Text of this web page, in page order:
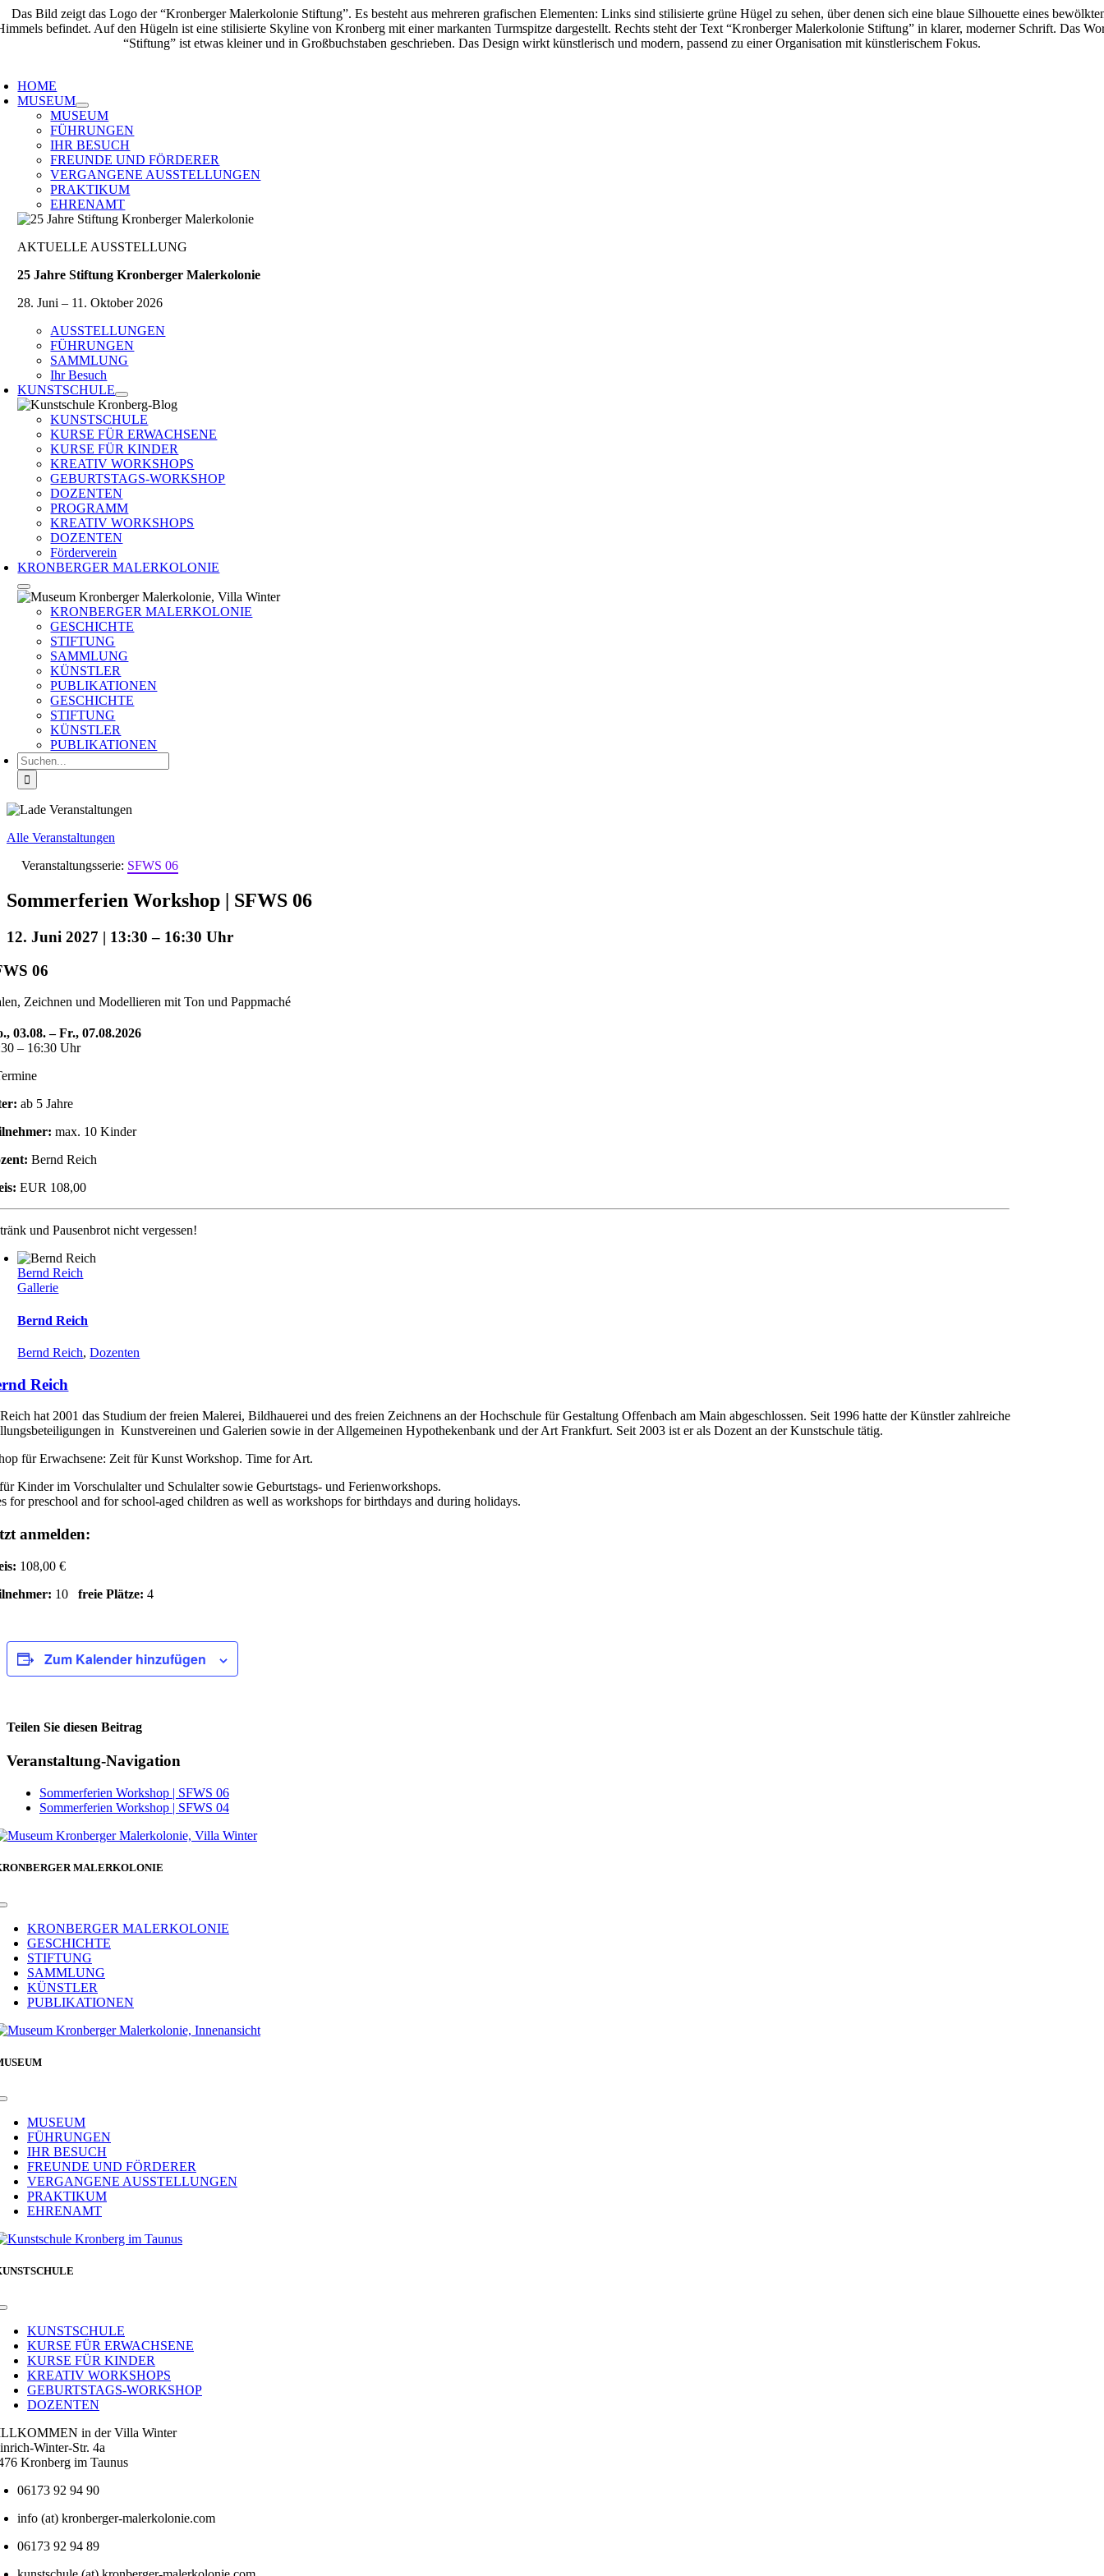
Zum
Inhalt
HOME
MUSEUM
MUSEUM
FÜHRUNGEN
IHR BESUCH
FREUNDE UND FÖRDERER
VERGANGENE AUSSTELLUNGEN
PRAKTIKUM
EHRENAMT
AKTUELLE AUSSTELLUNG
25 Jahre Stiftung Kronberger Malerkolonie
28. Juni – 11. Oktober 2026
AUSSTELLUNGEN
FÜHRUNGEN
SAMMLUNG
Ihr Besuch
KUNSTSCHULE
KUNSTSCHULE
KURSE FÜR ERWACHSENE
KURSE FÜR KINDER
KREATIV WORKSHOPS
GEBURTSTAGS-WORKSHOP
DOZENTEN
PROGRAMM
KREATIV WORKSHOPS
DOZENTEN
Förderverein
KRONBERGER MALERKOLONIE
KRONBERGER MALERKOLONIE
GESCHICHTE
STIFTUNG
SAMMLUNG
KÜNSTLER
PUBLIKATIONEN
GESCHICHTE
STIFTUNG
KÜNSTLER
PUBLIKATIONEN
Suche
nach:
Alle Veranstaltungen
Veranstaltungsserie: SFWS 06
Sommerferien Workshop | SFWS 06
12. Juni 2027 | 13:30 – 16:30
06
Zeichnen und Modellieren mit Ton und Pappmaché
03.08. – Fr., 07.08.2026
– 16:30 Uhr
ab 5 Jahre
max. 10 Kinder
Bernd Reich
EUR 108,00
und Pausenbrot nicht vergessen!
Bernd Reich
Gallerie
Bernd Reich
Bernd Reich,Dozenten
Reich
hat 2001 das Studium der freien Malerei, Bildhauerei und des freien Zeichnens an der Hochschule für Gestaltung Offenbach am Main abgeschlossen. Seit 1996 hatte der Künstler zahlreiche
in Kunstvereinen und Galerien sowie in der Allgemeinen Hypothekenbank und der Art Frankfurt. Seit 2003 ist er als Dozent an der Kunstschule tätig.
für Erwachsene: Zeit für Kunst Workshop. Time for Art.
Kinder im Vorschulalter und Schulalter sowie Geburtstags- und Ferienworkshops.
for preschool and for school-aged children as well as workshops for birthdays and during holidays.
anmelden:
108,00 €
10freie Plätze: 4
Zum Kalender hinzufügen
Teilen Sie diesen Beitrag
Facebook
Veranstaltung-Navigation
Sommerferien Workshop | SFWS 06
Sommerferien Workshop | SFWS 04
MALERKOLONIE
Toggle
NavigationKRONBERGER MALERKOLONIE
GESCHICHTE
STIFTUNG
SAMMLUNG
KÜNSTLER
PUBLIKATIONEN
Toggle
NavigationMUSEUM
FÜHRUNGEN
IHR BESUCH
FREUNDE UND FÖRDERER
VERGANGENE AUSSTELLUNGEN
PRAKTIKUM
EHRENAMT
Toggle
NavigationKUNSTSCHULE
KURSE FÜR ERWACHSENE
KURSE FÜR KINDER
KREATIV WORKSHOPS
GEBURTSTAGS-WORKSHOP
DOZENTEN
in der Villa Winter
Winter-Str. 4a
Kronberg im Taunus
06173 92 94 90
info (at) kronberger-malerkolonie.com
06173 92 94 89